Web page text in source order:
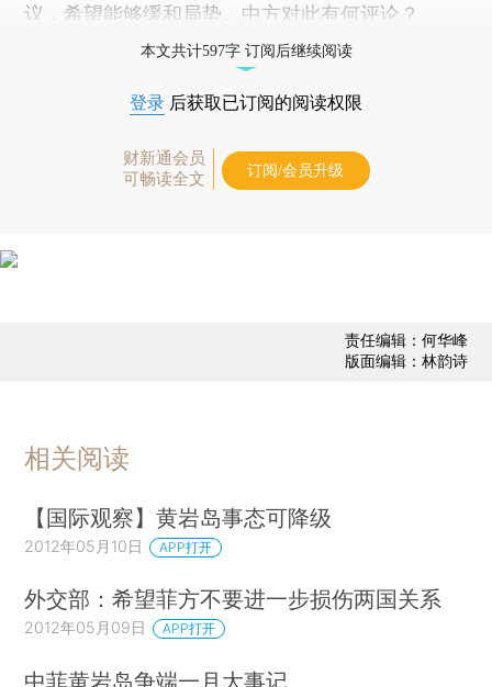
议，希望能够缓和局势。中方对此有何评论？
本文共计597字 订阅后继续阅读
登录 后获取已订阅的阅读权限
财新通会员
可畅读全文
订阅/会员升级
责任编辑：何华峰
版面编辑：林韵诗
相关阅读
【国际观察】黄岩岛事态可降级
2012年05月10日 APP打开
外交部：希望菲方不要进一步损伤两国关系
2012年05月09日 APP打开
中菲黄岩岛争端一月大事记